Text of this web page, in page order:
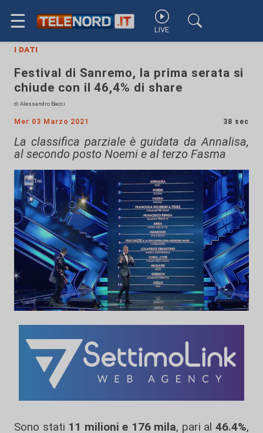
☰ LIVE
i dati
Festival di Sanremo, la prima serata si
chiude con il 46,4% di share
di Alessandro Bacci
Mer 03 Marzo 2021 38 sec
La classifica parziale è guidata da Annalisa,
al secondo posto Noemi e al terzo Fasma
Sono stati 11 milioni e 176 mila, pari al46.4%,